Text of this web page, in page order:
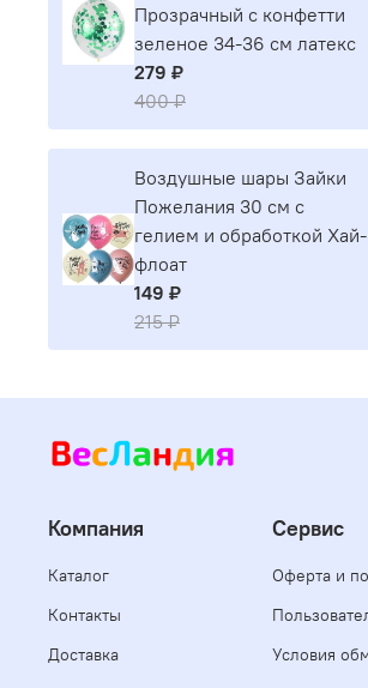
Прозрачный с конфетти
зеленое 34-36 см латекс
279 ₽
400 ₽
Воздушные шары Зайки
Пожелания 30 см с
гелием и обработкой Хай-
флоат
149 ₽
215 ₽
Компания
Каталог
Контакты
Доставка
Сервис
Оферта и
Условия